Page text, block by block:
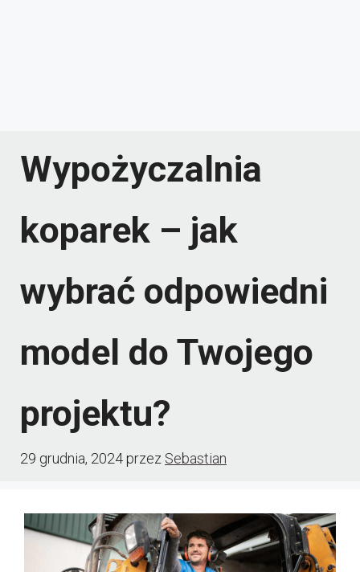
Wypożyczalnia
koparek – jak
wybrać odpowiedni
model do Twojego
projektu?
29 grudnia, 2024przez Sebastian